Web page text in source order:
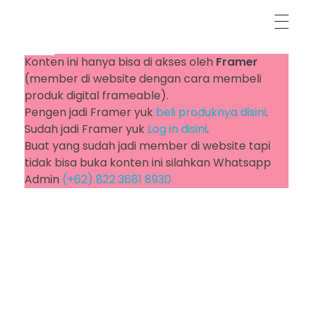
Frameable Films
LR/ACR Presets & Video LUTsKonten ini hanya bisa di akses oleh Framer
(member di website dengan cara membeli
produk digital frameable).
Pengen jadi Framer yuk beli produknya disini.
Sudah jadi Framer yuk Log in disini.
Buat yang sudah jadi member di website tapi
tidak bisa buka konten ini silahkan Whatsapp
Admin (+62) 822 3681 8930